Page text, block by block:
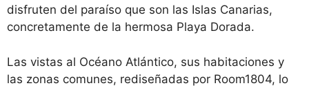
disfruten del paraíso que son las Islas Canarias,
concretamente de la hermosa Playa Dorada.
Las vistas al Océano Atlántico, sus habitaciones y
las zonas comunes, rediseñadas por Room1804, lo